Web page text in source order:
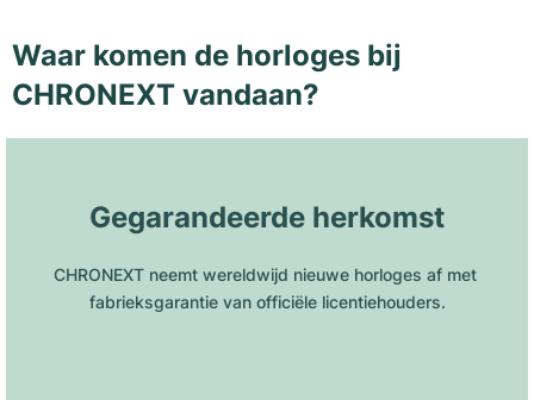
Waar komen de horloges bij
CHRONEXT vandaan?
Gegarandeerde herkomst
CHRONEXT neemt wereldwijd nieuwe horloges af met
fabrieksgarantie van officiële licentiehouders.